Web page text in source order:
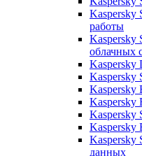
Kaspersky
работы
Kaspersky
облачных
Kaspersky
Kaspersky
Kaspersky
Kaspersky
Kaspersky
Kaspersky
Kaspersky
данных